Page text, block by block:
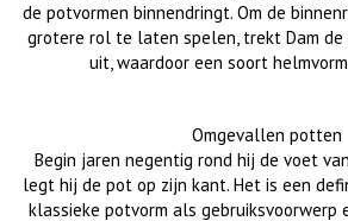
de potvormen binnendringt. Om de
grotere rol te laten spelen, trekt Dam
uit, waardoor een soort
Omgevallen potten
Begin jaren negentig rond hij de voet
legt hij de pot op zijn kant. Het is een
klassieke potvorm als gebruiksvoorwerp